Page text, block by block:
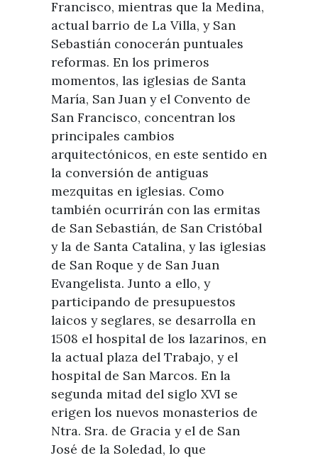
Francisco, mientras que la Medina,
actual barrio de La Villa, y San
Sebastián conocerán puntuales
reformas. En los primeros
momentos, las iglesias de Santa
María, San Juan y el Convento de
San Francisco, concentran los
principales cambios
arquitectónicos, en este sentido en
la conversión de antiguas
mezquitas en iglesias. Como
también ocurrirán con las ermitas
de San Sebastián, de San Cristóbal
y la de Santa Catalina, y las iglesias
de San Roque y de San Juan
Evangelista. Junto a ello, y
participando de presupuestos
laicos y seglares, se desarrolla en
1508 el hospital de los lazarinos, en
la actual plaza del Trabajo, y el
hospital de San Marcos. En la
segunda mitad del siglo XVI se
erigen los nuevos monasterios de
Ntra. Sra. de Gracia y el de San
José de la Soledad, lo que